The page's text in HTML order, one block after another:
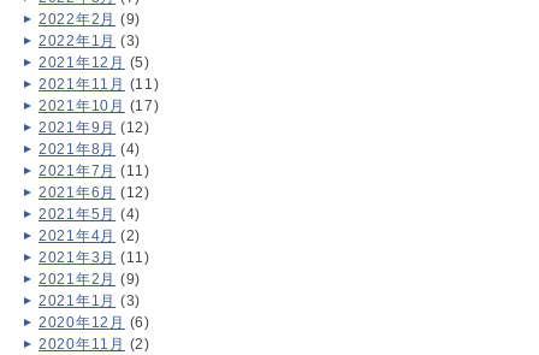
2022年2月 (9)
2022年1月 (3)
2021年12月 (5)
2021年11月 (11)
2021年10月 (17)
2021年9月 (12)
2021年8月 (4)
2021年7月 (11)
2021年6月 (12)
2021年5月 (4)
2021年4月 (2)
2021年3月 (11)
2021年2月 (9)
2021年1月 (3)
2020年12月 (6)
2020年11月 (2)